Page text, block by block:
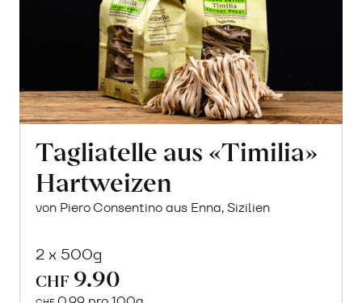
Tagliatelle aus «Timilia»
Hartweizen
von Piero Consentino aus Enna, Sizilien
2 x 500g
CHF 9.90